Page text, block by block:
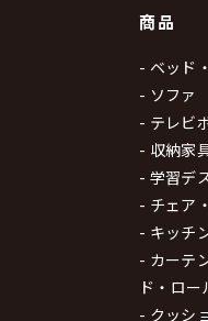
商品
- ベッド
- ソファ
- テレビ
- 収納家
- 学習デ
- チェア
- キッチ
- カーテ
ド・ロ
- クッシ